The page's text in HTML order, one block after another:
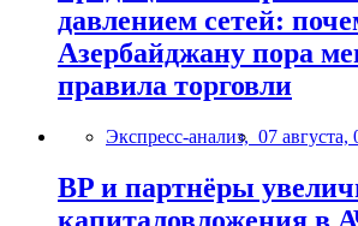
давлением сетей:
Азербайджану пора
правила торговли
Экспресс-анализ, 07 августа,
BP и партнёры